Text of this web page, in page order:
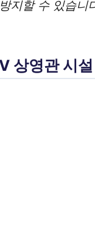
지할 수 있습니
상영관 시